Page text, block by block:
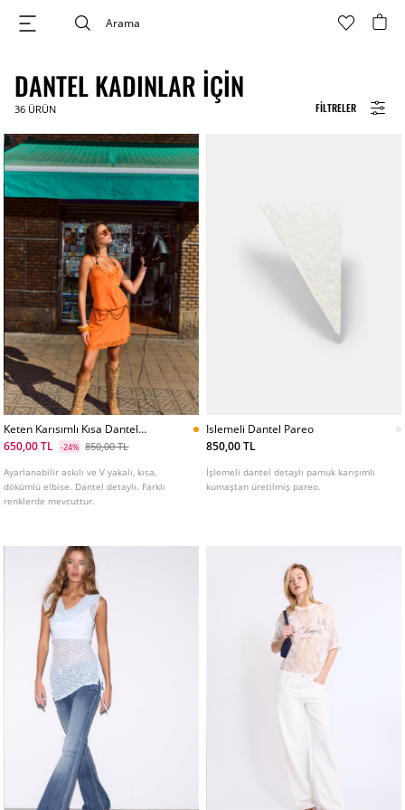
FILTRELER
DANTEL KADINLAR İÇIN
36 ÜRÜN
Keten Karısımlı Kısa Dantel
Elbis
650,00 TL -24% 850,00 TL
Ayarlanabilir askılı ve V yakalı, kısa,
dökümlü elbise. Dantel detaylı. Farklı
renklerde mevcuttur.
Islemeli Dantel Pareo
850,00 TL
İşlemeli dantel detaylı pamuk karışımlı
kumaştan üretilmiş pareo.